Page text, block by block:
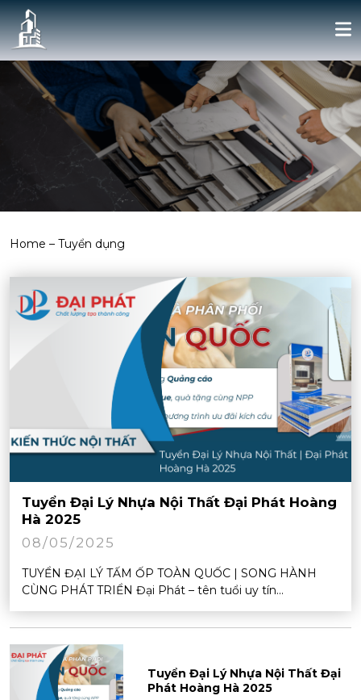
Home – Tuyển dụng
Tuyển Đại Lý Nhựa Nội Thất Đại Phát Hoàng
Hà 2025
08/05/2025
TUYỂN ĐẠI LÝ TẤM ỐP TOÀN QUỐC | SONG HÀNH
CÙNG PHÁT TRIỂN Đại Phát – tên tuổi uy tín...
Tuyển Đại Lý Nhựa Nội Thất Đại
Phát Hoàng Hà 2025